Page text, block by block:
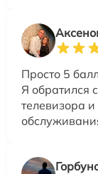
Просто 5
Я обратился
телевизора